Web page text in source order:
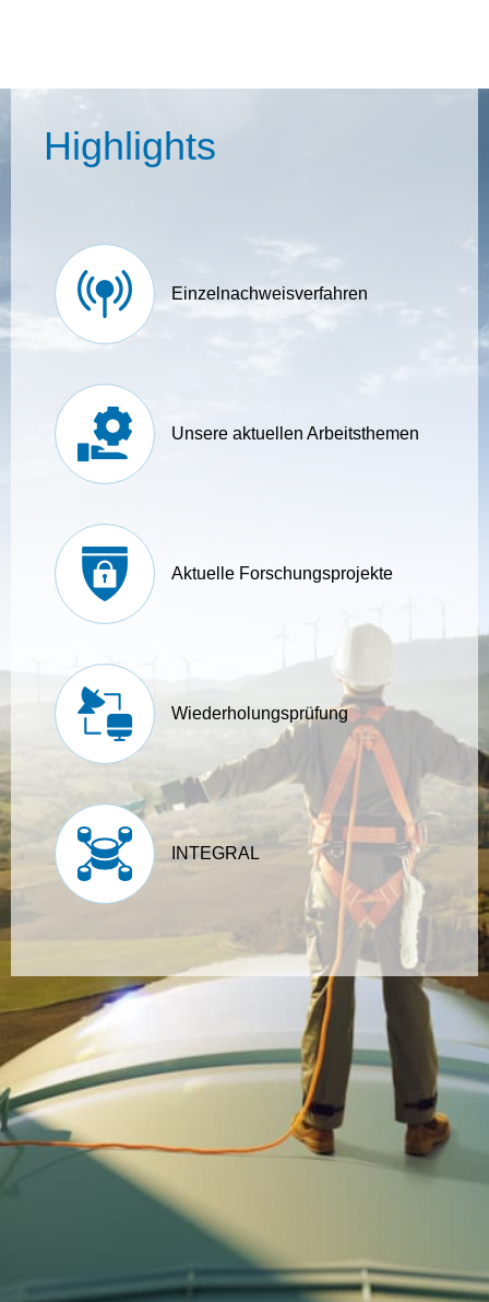
Highlights
Einzelnachweisverfahren
Unsere aktuellen Arbeitsthemen
Aktuelle Forschungsprojekte
Wiederholungsprüfung
INTEGRAL